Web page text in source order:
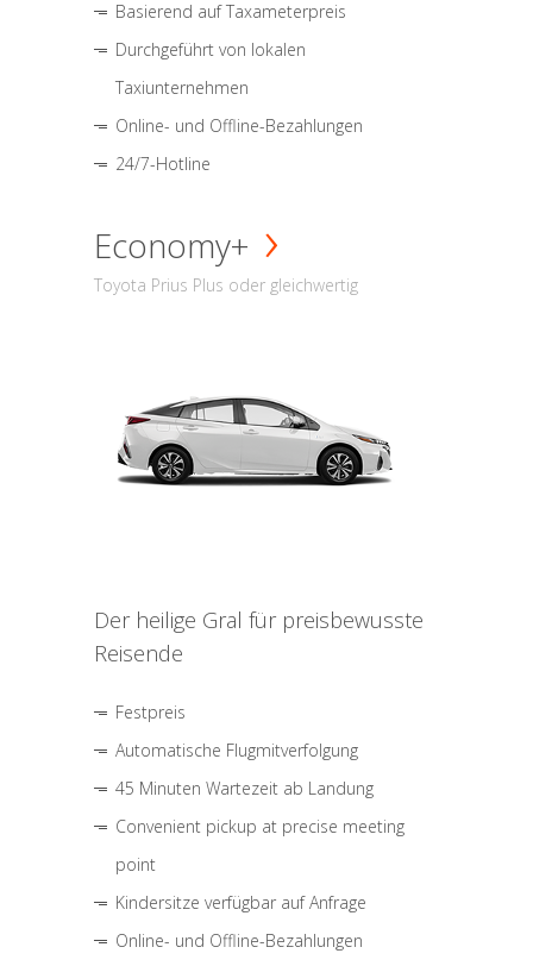
Basierend auf Taxameterpreis
Durchgeführt von lokalen
Taxiunternehmen
Online- und Offline-Bezahlungen
24/7-Hotline
Economy+
Toyota Prius Plus oder gleichwertig
Der heilige Gral für preisbewusste
Reisende
Festpreis
Automatische Flugmitverfolgung
45 Minuten Wartezeit ab Landung
Convenient pickup at precise meeting
point
Kindersitze verfügbar auf Anfrage
Online- und Offline-Bezahlungen